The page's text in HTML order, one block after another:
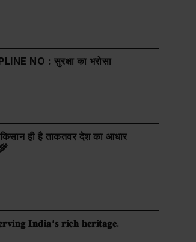
NO : सुरक्षा का भरोसा
ही है ताकतवर देश का आधार
𝐈𝐧𝐝𝐢𝐚’𝐬 𝐫𝐢𝐜𝐡 𝐡𝐞𝐫𝐢𝐭𝐚𝐠𝐞.